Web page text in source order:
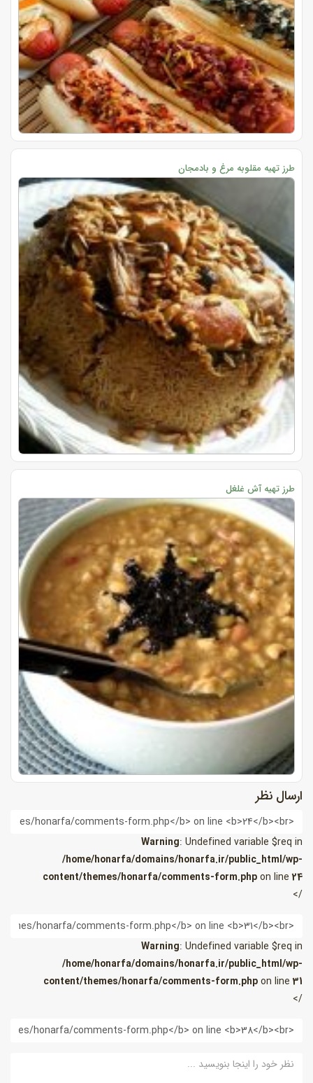
طرز تهیه مقلوبه مرغ و بادمجان
طرز تهیه آش غلغل
ارسال نظر
Warning: Undefined variable $req in
/home/honarfa/domains/honarfa.ir/public_html/wp-
content/themes/honarfa/comments-form.phpon line24
/>
ایمیل
Warning: Undefined variable $req in
/home/honarfa/domains/honarfa.ir/public_html/wp-
content/themes/honarfa/comments-form.phpon line31
/>